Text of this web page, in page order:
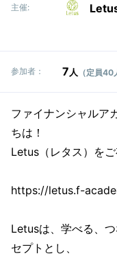
主催:
参加者： 7 人 （定員40
ファイナンシャルア
ちは！
Letus（レタス）を
https://letus.f-
Letusは、学べる、
セプトとし、